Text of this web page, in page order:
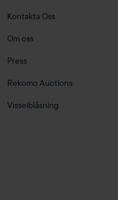
Kontakta Oss
Om oss
Press
Rekomo Auctions
Visselblåsning